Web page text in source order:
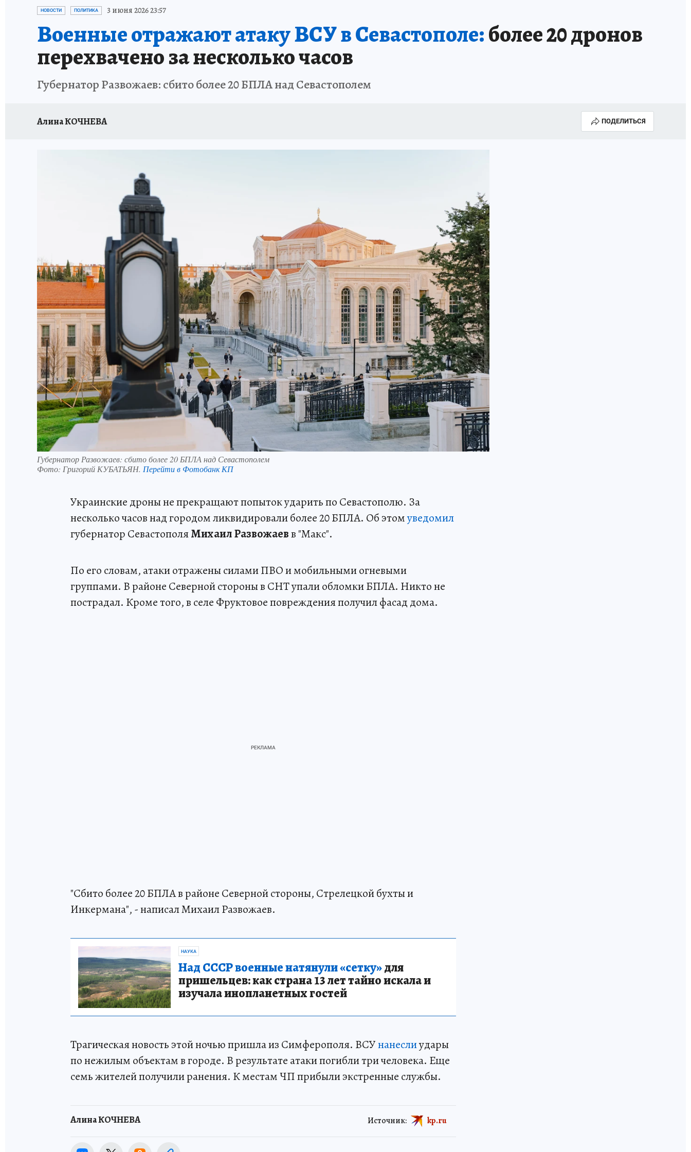
ИСПЫТАНО НА СЕБЕ
НОВОСТИ ПОЛИТИКА 3 июня 2026 23:57
Военные отражают атаку ВСУ в Севастополе:более 20 дронов
перехвачено за несколько часов
Губернатор Развожаев: сбито более 20 БПЛА над Севастополем
Алина КОЧНЕВА ПОДЕЛИТЬСЯ
Губернатор Развожаев: сбито более 20 БПЛА над Севастополем
Фото: Григорий КУБАТЬЯН. Перейти в Фотобанк КП
Украинские дроны не прекращают попыток ударить по Севастополю. За
несколько часов над городом ликвидировали более 20 БПЛА. Об этомуведомил
губернатор СевастополяМихаил Развожаевв "Макс".
По его словам, атаки отражены силами ПВО и мобильными огневыми
группами. В районе Северной стороны в СНТ упали обломки БПЛА. Никто не
пострадал. Кроме того, в селе Фруктовое повреждения получил фасад дома.
"Сбито более 20 БПЛА в районе Северной стороны, Стрелецкой бухты и
Инкермана", - написал Михаил Развожаев.
НАУКА
Над СССР военные натянули «сетку»для
пришельцев: как страна 13 лет тайно искала и
изучала инопланетных гостей
Трагическая новость этой ночью пришла из Симферополя. ВСУнанеслиудары
по нежилым объектам в городе. В результате атаки погибли три человека. Еще
семь жителей получили ранения. К местам ЧП прибыли экстренные службы.
Алина КОЧНЕВА Источник: kp.ru